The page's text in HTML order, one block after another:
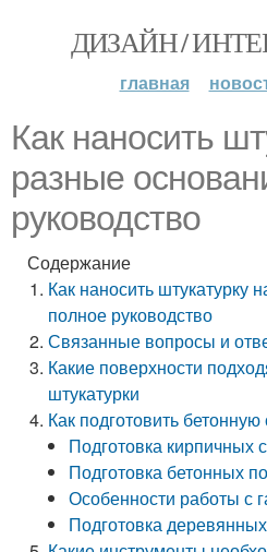
ДИЗАЙН /
главная
Как наносить
разные
руководство
Содержание
Как наносить штукатурку
полное руководство
Связанные вопросы и
Какие поверхности
штукатурки
Как подготовить
Подготовка кирпичных
Подготовка бетонных
Особенности работы с
Подготовка